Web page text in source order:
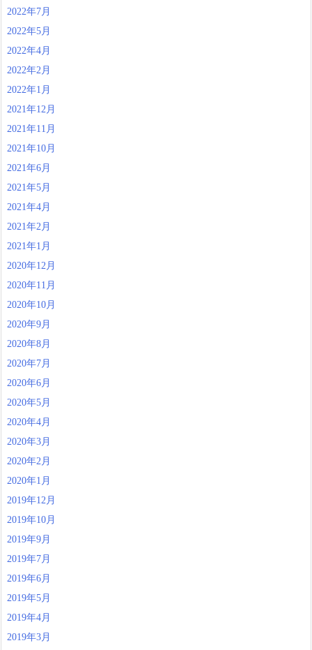
2022年7月
2022年5月
2022年4月
2022年2月
2022年1月
2021年12月
2021年11月
2021年10月
2021年6月
2021年5月
2021年4月
2021年2月
2021年1月
2020年12月
2020年11月
2020年10月
2020年9月
2020年8月
2020年7月
2020年6月
2020年5月
2020年4月
2020年3月
2020年2月
2020年1月
2019年12月
2019年10月
2019年9月
2019年7月
2019年6月
2019年5月
2019年4月
2019年3月